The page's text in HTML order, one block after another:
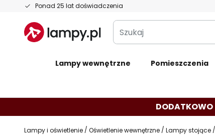
Ponad 25 lat doświadczenia
Przejdź
treści
Szukaj
Lampy wewnętrzne Pomieszczenia
DODATKOWO
Lampy i oświetlenie Oświetlenie wewnętrzne Lampy stojące